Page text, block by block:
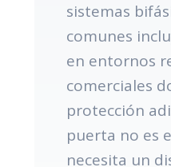
sistemas
comunes
en entornos
comerciales
protección
puerta no es
necesita un